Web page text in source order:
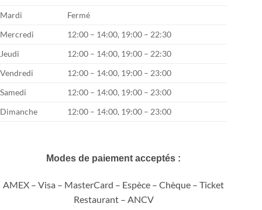
Mardi
Fermé
Mercredi
12:00 – 14:00, 19:00 – 22:30
Jeudi
12:00 – 14:00, 19:00 – 22:30
Vendredi
12:00 – 14:00, 19:00 – 23:00
Samedi
12:00 – 14:00, 19:00 – 23:00
Dimanche
12:00 – 14:00, 19:00 – 23:00
Modes de paiement acceptés :
AMEX – Visa – MasterCard – Espèce – Chèque – Ticket
Restaurant – ANCV